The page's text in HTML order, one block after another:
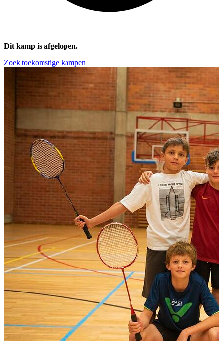
Dit kamp is afgelopen.
Zoek toekomstige kampen